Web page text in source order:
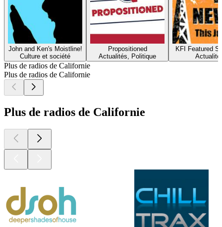
John and Ken's Moistline!
Culture et société
Propositioned
Actualités, Politique
KFI Featured
Plus de radios de Californie
Plus de radios de Californie
Plus de radios de Californie